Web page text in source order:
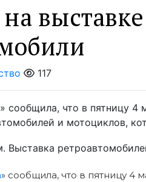
117
сообщила, что в пятницу 4
и мотоциклов,
Выставка
» сообщила, что в пятницу 4